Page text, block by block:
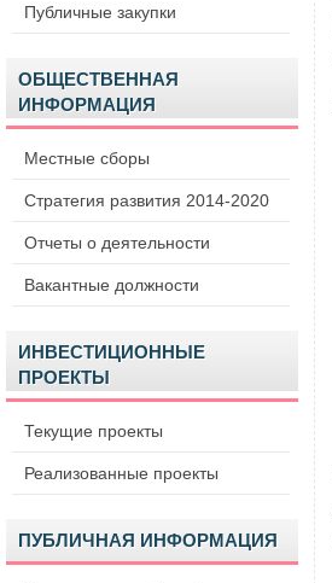
Публичные закупки
ОБЩЕСТВЕННАЯ
ИНФОРМАЦИЯ
Местные сборы
Стратегия развития 2014-2020
Отчеты о деятельности
Вакантные должности
ИНВЕСТИЦИОННЫЕ
ПРОЕКТЫ
Текущие проекты
Реализованные проекты
ПУБЛИЧНАЯ ИНФОРМАЦИЯ